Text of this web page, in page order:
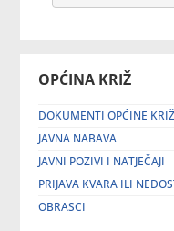
OPĆINA KRIŽ
DOKUMENTI OPĆINE KRIŽ
JAVNA NABAVA
JAVNI POZIVI I NATJEČAJI
PRIJAVA KVARA ILI
OBRASCI